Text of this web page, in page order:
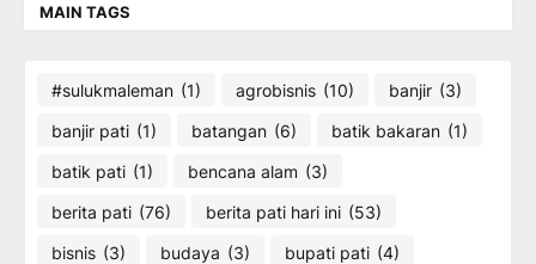
MAIN TAGS
#sulukmaleman (1) agrobisnis (10) banjir (3)
banjir pati (1) batangan (6) batik bakaran (1)
batik pati (1) bencana alam (3)
berita pati (76) berita pati hari ini (53)
bisnis (3) budaya (3) bupati pati (4)